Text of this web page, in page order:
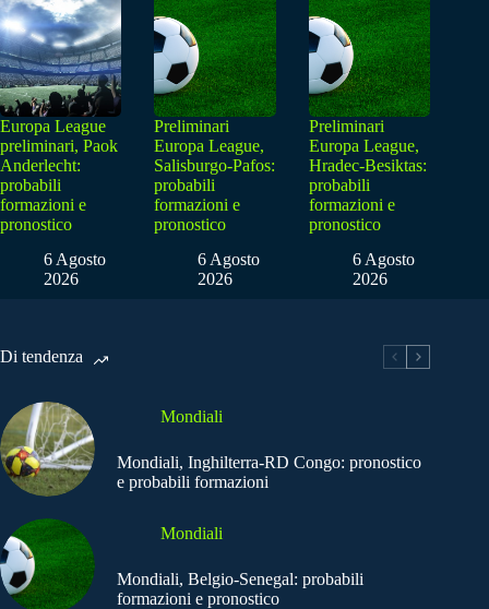
Europa League
preliminari, Paok
Anderlecht:
probabili
formazioni e
pronostico
6 Agosto
2026
Preliminari
Europa League,
Salisburgo-Pafos:
probabili
formazioni e
pronostico
6 Agosto
2026
Preliminari
Europa League,
Hradec-Besiktas:
probabili
formazioni e
pronostico
6 Agosto
2026
Di tendenza
Mondiali
Mondiali, Inghilterra-RD Congo: pronostico
e probabili formazioni
Mondiali
Mondiali, Belgio-Senegal: probabili
formazioni e pronostico